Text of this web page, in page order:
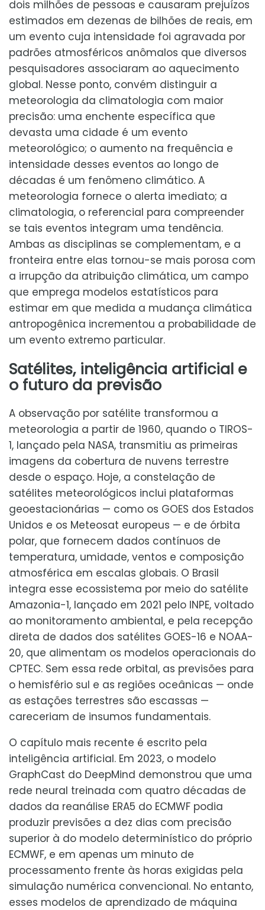
dois milhões de pessoas e causaram prejuízos
estimados em dezenas de bilhões de reais, em
um evento cuja intensidade foi agravada por
padrões atmosféricos anômalos que diversos
pesquisadores associaram ao aquecimento
global. Nesse ponto, convém distinguir a
meteorologia da climatologia com maior
precisão: uma enchente específica que
devasta uma cidade é um evento
meteorológico; o aumento na frequência e
intensidade desses eventos ao longo de
décadas é um fenômeno climático. A
meteorologia fornece o alerta imediato; a
climatologia, o referencial para compreender
se tais eventos integram uma tendência.
Ambas as disciplinas se complementam, e a
fronteira entre elas tornou-se mais porosa com
a irrupção da atribuição climática, um campo
que emprega modelos estatísticos para
estimar em que medida a mudança climática
antropogênica incrementou a probabilidade de
um evento extremo particular.
Satélites, inteligência artificial e
o futuro da previsão
A observação por satélite transformou a
meteorologia a partir de 1960, quando o TIROS-
1, lançado pela NASA, transmitiu as primeiras
imagens da cobertura de nuvens terrestre
desde o espaço. Hoje, a constelação de
satélites meteorológicos inclui plataformas
geoestacionárias — como os GOES dos Estados
Unidos e os Meteosat europeus — e de órbita
polar, que fornecem dados contínuos de
temperatura, umidade, ventos e composição
atmosférica em escalas globais. O Brasil
integra esse ecossistema por meio do satélite
Amazonia-1, lançado em 2021 pelo INPE, voltado
ao monitoramento ambiental, e pela recepção
direta de dados dos satélites GOES-16 e NOAA-
20, que alimentam os modelos operacionais do
CPTEC. Sem essa rede orbital, as previsões para
o hemisfério sul e as regiões oceânicas — onde
as estações terrestres são escassas —
careceriam de insumos fundamentais.
O capítulo mais recente é escrito pela
inteligência artificial. Em 2023, o modelo
GraphCast do DeepMind demonstrou que uma
rede neural treinada com quatro décadas de
dados da reanálise ERA5 do ECMWF podia
produzir previsões a dez dias com precisão
superior à do modelo determinístico do próprio
ECMWF, e em apenas um minuto de
processamento frente às horas exigidas pela
simulação numérica convencional. No entanto,
esses modelos de aprendizado de máquina